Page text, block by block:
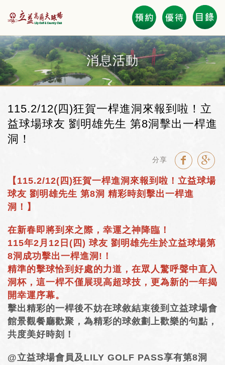
會員登錄
電子優惠券 Coupon
立益會員卡友專區
擊球與餐飲活動預約
GOLF BOOKING
HOLE＃1~18 Guide
餐廳現場點餐
FINE CUISINE
Lily Golf 簡介
語言選單
消息活動
115.2/12(四)狂賀一桿進洞來報到啦！立
益球場球友 劉明雄先生 第8洞擊出一桿進
洞！
分享
【115.2/12(四)狂賀一桿進洞來報到啦！立益球場
球友 劉明雄先生 第8洞 精彩時刻擊出一桿進
洞！】
在新春即將到來之際，幸運之神降臨！
115年2月12日(四) 球友 劉明雄先生於立益球場第
8洞成功擊出一桿進洞!！
精準的擊球恰到好處的力道，在眾人驚呼聲中直入
洞杯，這一桿不僅展現高超球技，更為新的一年揭
開幸運序幕。
擊出精彩的一桿後不妨在球敘結束後到立益球場會
館景觀餐廳歡聚，為精彩的球敘劃上歡樂的句點，
共度美好時刻！
@立益球場會員及LILY GOLF PASS享有第8洞